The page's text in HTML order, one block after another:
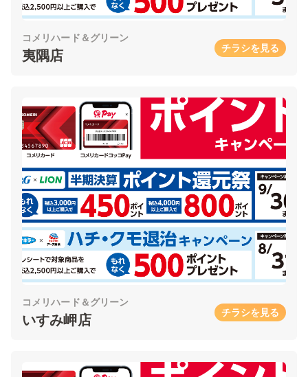
コメリハード＆グリーン
夷隅店 チラシを見る
コメリハード＆グリーン
いすみ岬店 チラシを見る